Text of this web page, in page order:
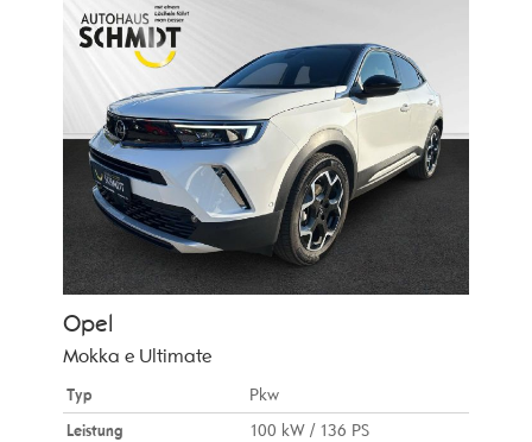
Opel
Mokka e Ultimate
Typ
Pkw
Leistung
100 kW / 136 PS